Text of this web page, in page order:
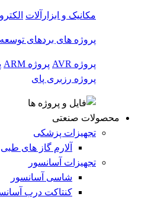
مکانیک و ابزارآلات
پروژه های بردهای
پروژه AVR پروژه ARM
پروژه رزبری پای
محصولات صنعتی
تجهیزات پزشکی
آلارم گاز های طبی
تجهیزات آسانسور
شاسی آسانسور
کنتاکت درب